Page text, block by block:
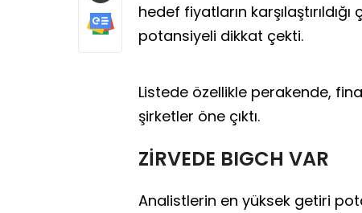
hedef fiyatların
potansiyeli dikkat çekti.
Listede özellikle perakende,
şirketler öne çıktı.
ZİRVEDE BIGCH VAR
Analistlerin en yüksek getiri